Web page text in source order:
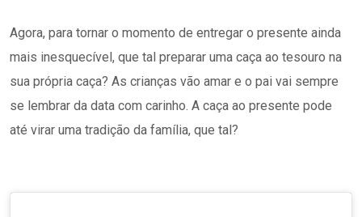
Agora, para tornar o momento de entregar o presente ainda
mais inesquecível, que tal preparar uma caça ao tesouro na
sua própria caça? As crianças vão amar e o pai vai sempre
se lembrar da data com carinho. A caça ao presente pode
até virar uma tradição da família, que tal?